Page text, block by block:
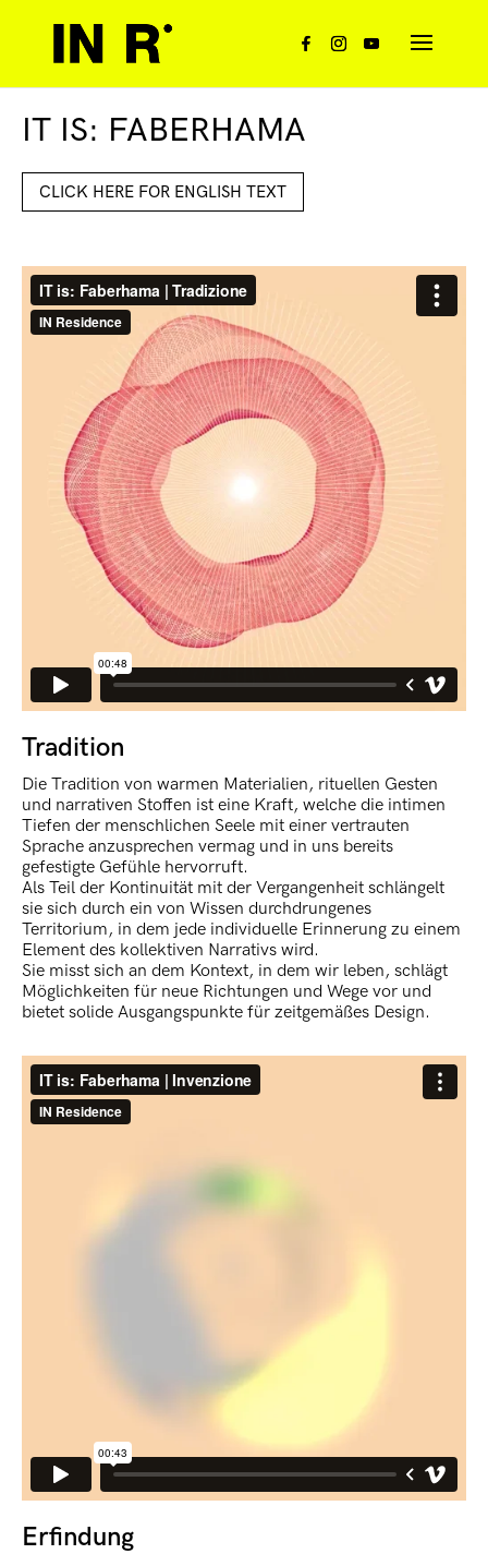
IT IS: FABERHAMA
CLICK HERE FOR ENGLISH TEXT
Tradition
Die Tradition von warmen Materialien, rituellen Gesten
und narrativen Stoffen ist eine Kraft, welche die intimen
Tiefen der menschlichen Seele mit einer vertrauten
Sprache anzusprechen vermag und in uns bereits
gefestigte Gefühle hervorruft.
Als Teil der Kontinuität mit der Vergangenheit schlängelt
sie sich durch ein von Wissen durchdrungenes
Territorium, in dem jede individuelle Erinnerung zu einem
Element des kollektiven Narrativs wird.
Sie misst sich an dem Kontext, in dem wir leben, schlägt
Möglichkeiten für neue Richtungen und Wege vor und
bietet solide Ausgangspunkte für zeitgemäßes Design.
Erfindung